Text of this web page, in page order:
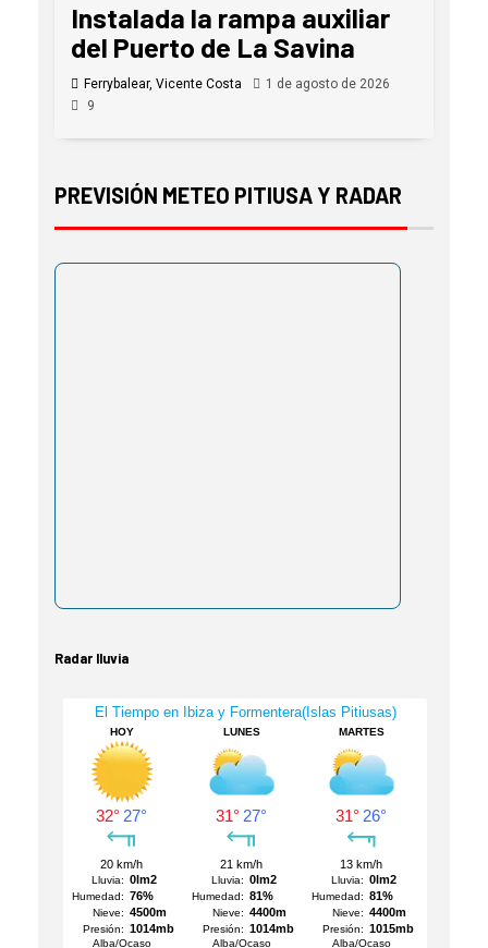
Instalada la rampa auxiliar
del Puerto de La Savina
Ferrybalear, Vicente Costa
1 de agosto de 2026
9
PREVISIÓN METEO PITIUSA Y RADAR
Radar lluvia